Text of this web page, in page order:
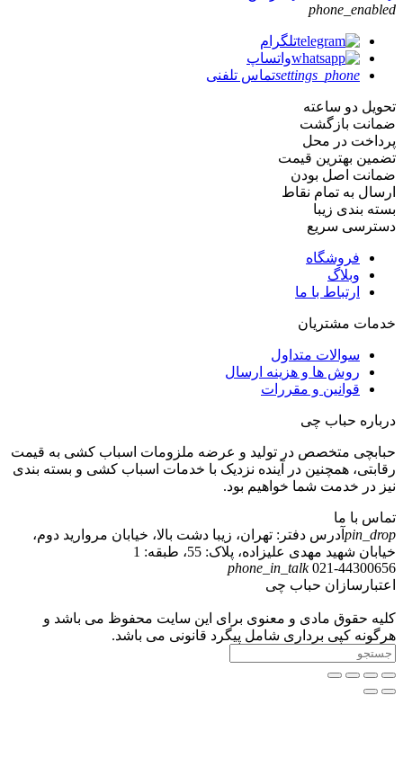
phone_enabled
تلگرام
واتساپ
settings_phoneتماس تلفنی
تحویل دو ساعته
ضمانت بازگشت
پرداخت در محل
تضمین بهترین قیمت
ضمانت اصل بودن
ارسال به تمام نقاط
بسته بندی زیبا
دسترسی سریع
فروشگاه
وبلاگ
ارتباط با ما
خدمات مشتریان
سوالات متداول
روش ها و هزینه ارسال
قوانین و مقررات
درباره حباب چی
حبابچی متخصص در تولید و عرضه ملزومات اسباب کشی به قیمت
رقابتی، همچنین در آینده نزدیک با خدمات اسباب کشی و بسته بندی
نیز در خدمت شما خواهیم بود.
تماس با ما
pin_drop آدرس دفتر: تهران، زیبا دشت بالا، خیابان مروارید دوم،
خیابان شهید مهدی علیزاده، پلاک: 55، طبقه: 1
phone_in_talk 021-44300656
اعتبارسازان حباب چی
کلیه حقوق مادی و معنوی برای این سایت محفوظ می باشد و
هرگونه کپی برداری شامل پیگرد قانونی می باشد.